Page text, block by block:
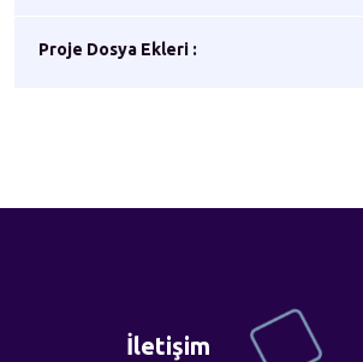
Proje Dosya Ekleri :
İletişim